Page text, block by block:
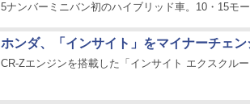
5ナンバーミニバン初のハイブリッド車。10・15モ
ホンダ、「インサイト」をマイナーチェ
CR-Zエンジンを搭載した「インサイト エクスクル